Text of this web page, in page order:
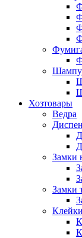
Хозтовары
Ведра
Замки
Замки